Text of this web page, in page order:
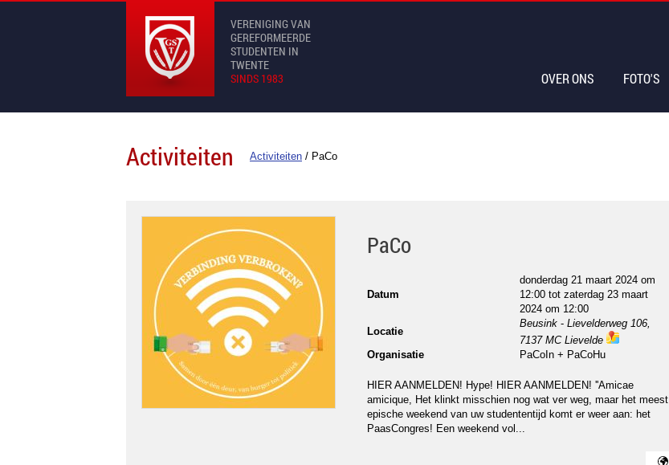
VERENIGING VAN
GEREFORMEERDE
STUDENTEN IN
TWENTE
SINDS 1983
OVER ONS FOTO'S
Activiteiten Activiteiten / PaCo
PaCo
Datum
donderdag 21 maart 2024 om
12:00 tot zaterdag 23 maart
2024 om 12:00
Locatie
Beusink - Lievelderweg 106,
7137 MC Lievelde
Organisatie PaCoIn + PaCoHu
HIER AANMELDEN! Hype! HIER AANMELDEN! ''Amicae
amicique, Het klinkt misschien nog wat ver weg, maar het meest
epische weekend van uw studententijd komt er weer aan: het
PaasCongres! Een weekend vol...